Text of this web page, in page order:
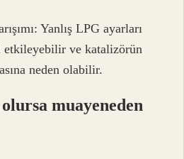
Yanlış LPG ayarları
ve katalizörün
neden olabilir.
muayeneden